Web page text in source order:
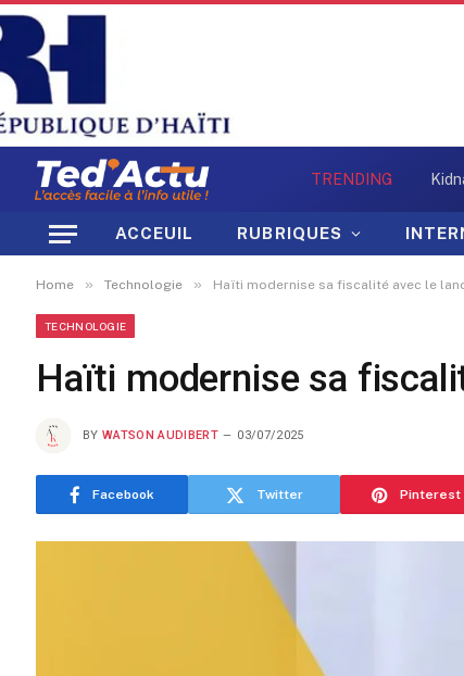
TRENDING
ACCEUIL RUBRIQUES
Home » Technologie » Haïti modernise sa fiscalité avec le
TECHNOLOGIE
Haïti modernise sa
BY WATSON AUDIBERT 03/07/2025
Facebook Twitter Pinterest